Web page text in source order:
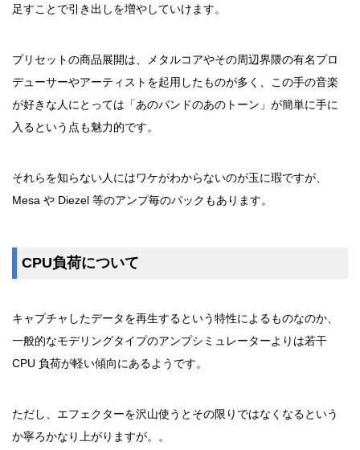
足すことで引き出しを増やしていけます。
プリセットの商品展開は、メタルコアやその周辺界隈の有名プロ
デューサーやアーティストを起用したものが多く、この手の音楽
が好きな人にとっては「あのバンドのあのトーン」が簡単に手に
入るという点も魅力的です。
それらを知らない人にはワケがわからないのが玉に瑕ですが、
Mesa や Diezel 等のアンプ毎のパックもあります。
CPU負荷について
キャプチャしたデータを再生するという特性によるものなのか、
一般的なモデリングタイプのアンプシミュレーターよりは若干
CPU 負荷が軽い傾向にあるようです。
ただし、エフェクターを沢山使うとその限りではなくなるという
か寧ろかなり上がりますが。。